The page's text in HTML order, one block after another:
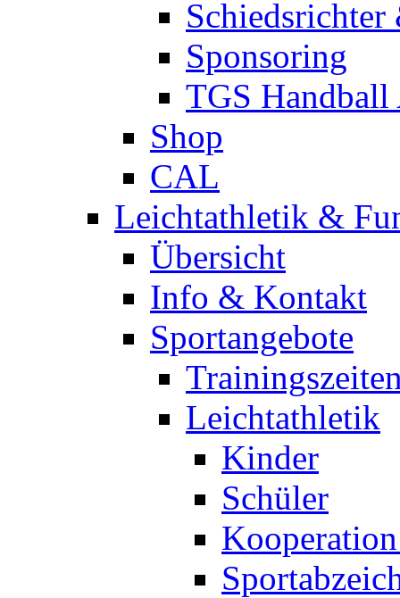
Schiedsrichter
Sponsoring
TGS Handball
Shop
CAL
Leichtathletik &
Übersicht
Info & Kontakt
Sportangebote
Leichtathletik
Kinder
Schüler